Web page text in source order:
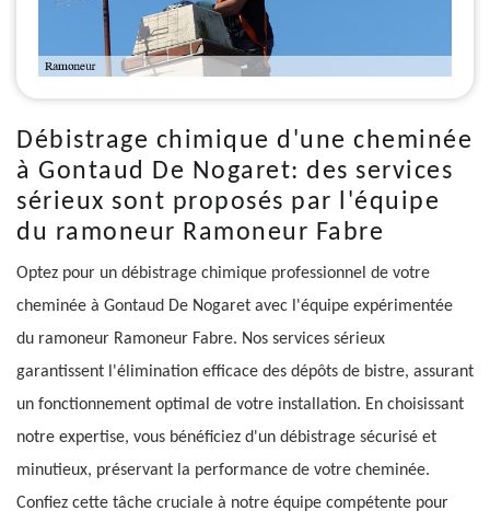
Débistrage chimique d'une cheminée
à Gontaud De Nogaret: des services
sérieux sont proposés par l'équipe
du ramoneur Ramoneur Fabre
Optez pour un débistrage chimique professionnel de votre
cheminée à Gontaud De Nogaret avec l'équipe expérimentée
du ramoneur Ramoneur Fabre. Nos services sérieux
garantissent l'élimination efficace des dépôts de bistre, assurant
un fonctionnement optimal de votre installation. En choisissant
notre expertise, vous bénéficiez d'un débistrage sécurisé et
minutieux, préservant la performance de votre cheminée.
Confiez cette tâche cruciale à notre équipe compétente pour